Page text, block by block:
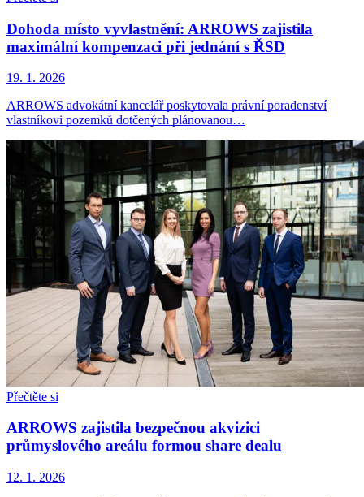
Dohoda místo vyvlastnění: ARROWS zajistila
maximální kompenzaci při jednání s ŘSD
19. 1. 2026
ARROWS advokátní kancelář poskytovala právní poradenství
vlastníkovi pozemků dotčených plánovanou…
Přečtěte si
ARROWS zajistila bezpečnou akvizici
průmyslového areálu formou share dealu
12. 1. 2026